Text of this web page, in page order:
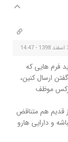
فرم هایی که
ارسال کنین،
موظف
قدیم هم متناقض
و دارایی هارو